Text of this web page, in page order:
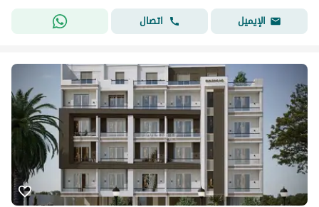
الإيميل
اتصال